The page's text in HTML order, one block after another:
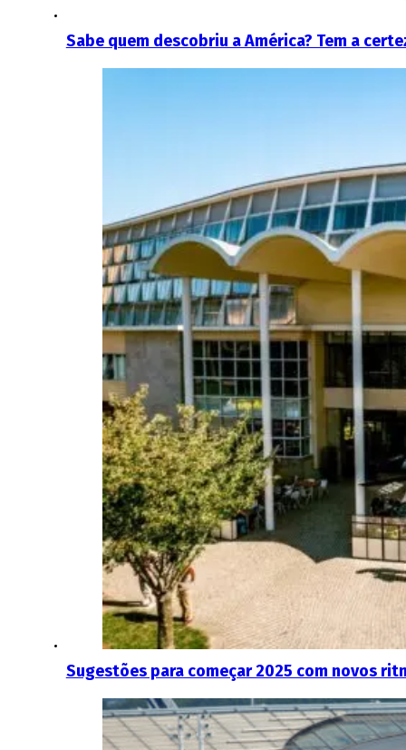
Sabe quem descobriu a América? Tem a
Sugestões para começar 2025 com novos